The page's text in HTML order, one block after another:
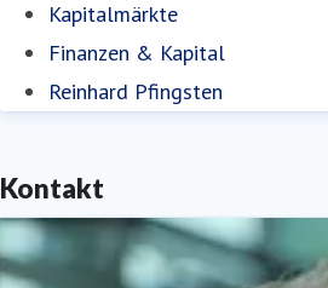
Kapitalmärkte
Finanzen & Kapital
Reinhard Pfingsten
Kontakt